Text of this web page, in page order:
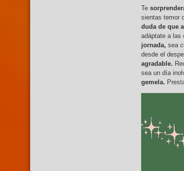
Te
sientas temor
duda de que
adáptate a las
jornada, sea
desde el
agradable.
sea un día
gemela.